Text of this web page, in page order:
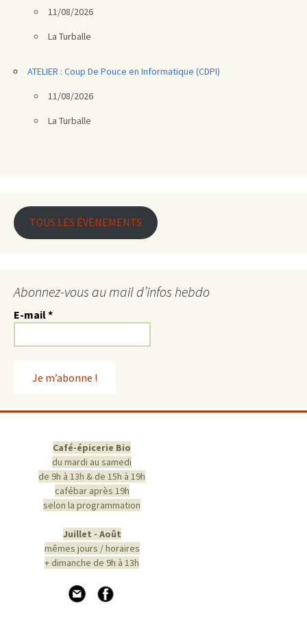
11/08/2026
La Turballe
ATELIER : Coup De Pouce en Informatique (CDPI)
11/08/2026
La Turballe
TOUS LES ÉVÈNEMENTS
Abonnez-vous au mail d’infos hebdo
E-mail*
Café-épicerie Bio
du mardi au samedi
de 9h à 13h & de 15h à 19h
cafébar après 19h
selon la programmation
Juillet - Août
mêmes jours / horaires
+ dimanche de 9h à 13h